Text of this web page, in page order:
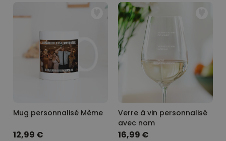
Mug personnalisé Mème
12,99 €
Verre à vin personnalisé
avec nom
16,99 €